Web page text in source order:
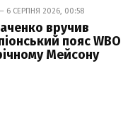
6 СЕРПНЯ 2026, 00:58
вручив
пояс WBO
Мейсону